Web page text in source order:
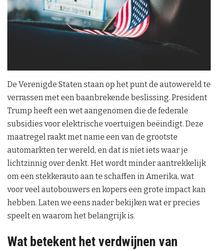
De Verenigde Staten staan op het punt de autowereld te
verrassen met een baanbrekende beslissing. President
Trump heeft een wet aangenomen die de federale
subsidies voor elektrische voertuigen beëindigt. Deze
maatregel raakt met name een van de grootste
automarkten ter wereld, en dat is niet iets waar je
lichtzinnig over denkt. Het wordt minder aantrekkelijk
om een stekkerauto aan te schaffen in Amerika, wat
voor veel autobouwers en kopers een grote impact kan
hebben. Laten we eens nader bekijken wat er precies
speelt en waarom het belangrijk is.
Wat betekent het verdwijnen van